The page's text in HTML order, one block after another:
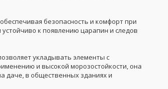
безопасность и комфорт при
к появлению царапин и следов
укладывать элементы с
и высокой морозостойкости, она
даче, в общественных зданиях и